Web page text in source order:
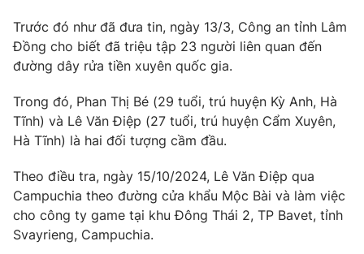
Phim VTV
Hậu trường
Nhân vật
Khán giả
Giải sao mai
Giải trí
Âm nhạc
Đời sống
Du lịch
Làm đẹp
Chất lượng cuộc sống
Giáo dục
Tuyển sinh
Học trực tuyến
Công nghệ
Hitech Công nghệ tương lai
Giao lưu trực tuyến
Trước đó như đã đưa tin, ngày 13/3, Công an tỉnh Lâm
Đồng cho biết đã triệu tập 23 người liên quan đến
đường dây rửa tiền xuyên quốc gia.
Trong đó, Phan Thị Bé (29 tuổi, trú huyện Kỳ Anh, Hà
Tĩnh) và Lê Văn Điệp (27 tuổi, trú huyện Cẩm Xuyên,
Hà Tĩnh) là hai đối tượng cầm đầu.
Theo điều tra, ngày 15/10/2024, Lê Văn Điệp qua
Campuchia theo đường cửa khẩu Mộc Bài và làm việc
cho công ty game tại khu Đông Thái 2, TP Bavet, tỉnh
Svayrieng, Campuchia.